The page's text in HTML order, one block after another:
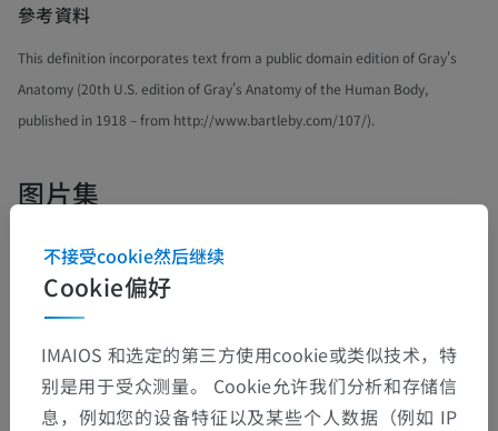
參考資料
This definition incorporates text from a public domain edition of Gray's
Anatomy (20th U.S. edition of Gray's Anatomy of the Human Body,
published in 1918 – from http://www.bartleby.com/107/).
图片集
Cookie偏好
不接受cookie然后继续
IMAIOS 和选定的第三方使用cookie或类似技术，特
别是用于受众测量。 Cookie允许我们分析和存储信
息，例如您的设备特征以及某些个人数据（例如 IP